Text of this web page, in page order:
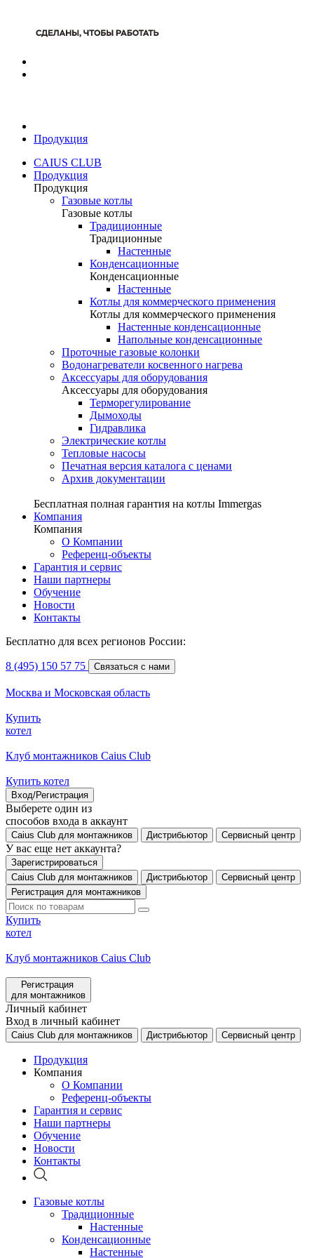
Продукция
CAIUS CLUB
Продукция
Продукция
Газовые котлы
Газовые котлы
Традиционные
Традиционные
Настенные
Конденсационные
Конденсационные
Настенные
Котлы для коммерческого применения
Котлы для коммерческого применения
Настенные конденсационные
Напольные конденсационные
Проточные газовые колонки
Водонагреватели косвенного нагрева
Аксессуары для оборудования
Аксессуары для оборудования
Терморегулирование
Дымоходы
Гидравлика
Электрические котлы
Тепловые насосы
Печатная версия каталога с ценами
Архив документации
Бесплатная полная гарантия на котлы Immergas
Компания
Компания
О Компании
Референц-объекты
Гарантия и сервис
Наши партнеры
Обучение
Новости
Контакты
Бесплатно для всех регионов России:
8 (495) 150 57 75 Связаться с нами
Москва и Московская область
Купить
котел
Клуб монтажников Caius Club
Купить котел
Вход/Регистрация
Выберете один из
способов входа в аккаунт
Caius Club для монтажников Дистрибьютор Сервисный центр
У вас еще нет аккаунта?
Зарегистрироваться
Caius Club для монтажников
Дистрибьютор
Сервисный центр
Регистрация для монтажников
Купить
котел
Клуб монтажников Caius Club
Регистрация
для монтажников
Личный кабинет
Вход в личный кабинет
Caius Club для монтажников Дистрибьютор Сервисный центр
Продукция
Компания
О Компании
Референц-объекты
Гарантия и сервис
Наши партнеры
Обучение
Новости
Контакты
Газовые котлы
Традиционные
Настенные
Конденсационные
Настенные